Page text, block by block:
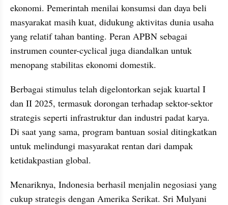
ekonomi. Pemerintah menilai konsumsi dan daya beli
masyarakat masih kuat, didukung aktivitas dunia usaha
yang relatif tahan banting. Peran APBN sebagai
instrumen counter-cyclical juga diandalkan untuk
menopang stabilitas ekonomi domestik.
Berbagai stimulus telah digelontorkan sejak kuartal I
dan II 2025, termasuk dorongan terhadap sektor-sektor
strategis seperti infrastruktur dan industri padat karya.
Di saat yang sama, program bantuan sosial ditingkatkan
untuk melindungi masyarakat rentan dari dampak
ketidakpastian global.
Menariknya, Indonesia berhasil menjalin negosiasi yang
cukup strategis dengan Amerika Serikat. Sri Mulyani